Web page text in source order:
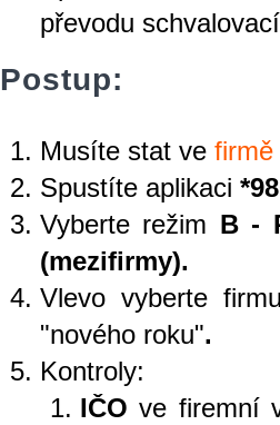
převodu
Postup:
Musíte stat ve firmě
Spustíte aplikaci
Vyberte režim B -
(mezifirmy).
Vlevo vyberte
"nového roku".
Kontroly:
IČO ve firemní